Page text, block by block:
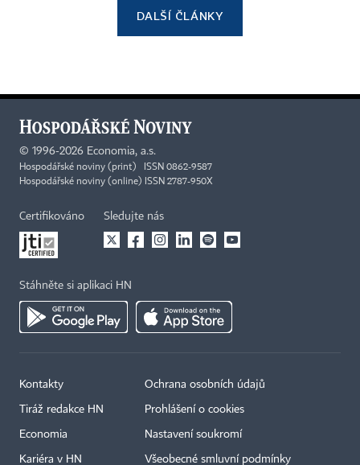
DALŠÍ ČLÁNKY
© 1996-2026 Economia, a.s.
Hospodářské noviny (print) ISSN 0862-9587
Hospodářské noviny (online) ISSN 2787-950X
Certifikováno Sledujte nás
Stáhněte si aplikaci HN
Kontakty
Tiráž redakce HN
Economia
Kariéra v HN
Ochrana osobních údajů
Prohlášení o cookies
Nastavení soukromí
Všeobecné smluvní podmínky